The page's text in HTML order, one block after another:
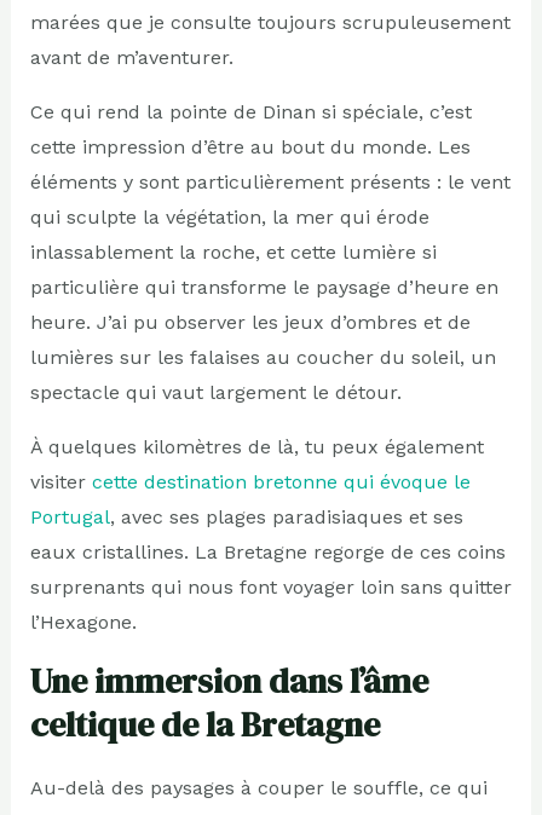
marées que je consulte toujours scrupuleusement
avant de m’aventurer.
Ce qui rend la pointe de Dinan si spéciale, c’est
cette impression d’être au bout du monde. Les
éléments y sont particulièrement présents : le vent
qui sculpte la végétation, la mer qui érode
inlassablement la roche, et cette lumière si
particulière qui transforme le paysage d’heure en
heure. J’ai pu observer les jeux d’ombres et de
lumières sur les falaises au coucher du soleil, un
spectacle qui vaut largement le détour.
À quelques kilomètres de là, tu peux également
visiter cette destination bretonne qui évoque le
Portugal, avec ses plages paradisiaques et ses
eaux cristallines. La Bretagne regorge de ces coins
surprenants qui nous font voyager loin sans quitter
l’Hexagone.
Une immersion dans l’âme
celtique de la Bretagne
Au-delà des paysages à couper le souffle, ce qui